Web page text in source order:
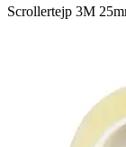
Scrollertejp 3M